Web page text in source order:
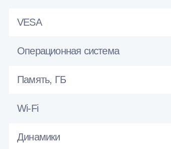
VESA
Операционная система
Память, ГБ
Wi-Fi
Динамики